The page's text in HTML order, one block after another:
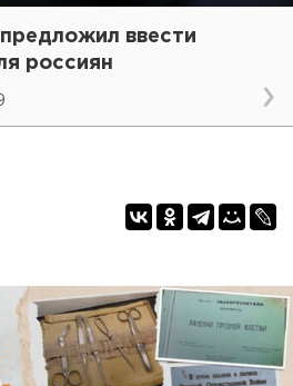
ввести
россиян